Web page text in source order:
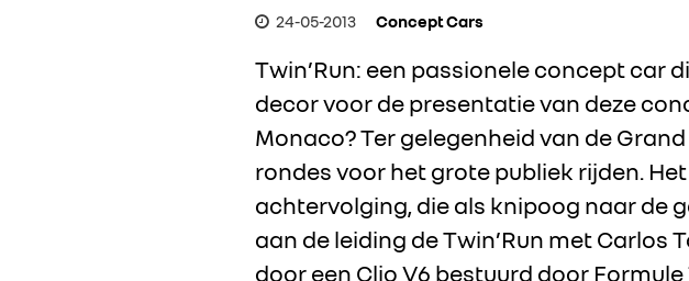
24-05-2013 Concept Cars
Twin’Run: een passionele concept car
decor voor de presentatie van deze
Monaco? Ter gelegenheid van de
rondes voor het grote publiek rijden.
achtervolging, die als knipoog naar de
aan de leiding de Twin’Run met Carlos
door een Clio V6 bestuurd door